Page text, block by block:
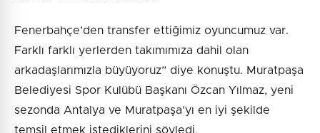
Fenerbahçe’den transfer ettiğimiz oyuncumuz var.
Farklı farklı yerlerden takımımıza dahil olan
arkadaşlarımızla büyüyoruz” diye konuştu. Muratpaşa
Belediyesi Spor Kulübü Başkanı Özcan Yılmaz, yeni
sezonda Antalya ve Muratpaşa’yı en iyi şekilde
temsil etmek istediklerini söyledi.